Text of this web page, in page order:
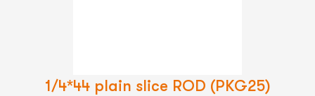
1/4*44 plain slice ROD (PKG25)